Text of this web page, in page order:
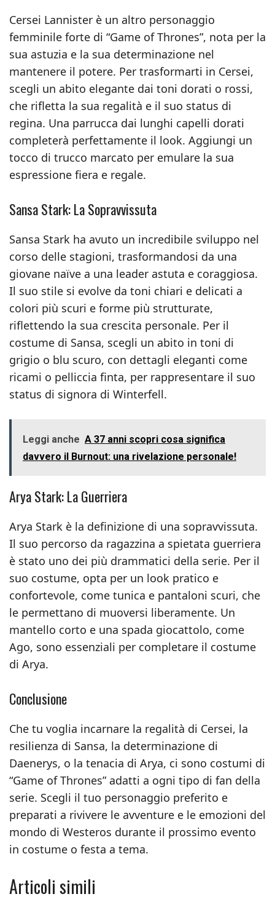
Cersei Lannister è un altro personaggio
femminile forte di “Game of Thrones”, nota per la
sua astuzia e la sua determinazione nel
mantenere il potere. Per trasformarti in Cersei,
scegli un abito elegante dai toni dorati o rossi,
che rifletta la sua regalità e il suo status di
regina. Una parrucca dai lunghi capelli dorati
completerà perfettamente il look. Aggiungi un
tocco di trucco marcato per emulare la sua
espressione fiera e regale.
Sansa Stark: La Sopravvissuta
Sansa Stark ha avuto un incredibile sviluppo nel
corso delle stagioni, trasformandosi da una
giovane naïve a una leader astuta e coraggiosa.
Il suo stile si evolve da toni chiari e delicati a
colori più scuri e forme più strutturate,
riflettendo la sua crescita personale. Per il
costume di Sansa, scegli un abito in toni di
grigio o blu scuro, con dettagli eleganti come
ricami o pelliccia finta, per rappresentare il suo
status di signora di Winterfell.
Leggi anche A 37 anni scopri cosa significa
davvero il Burnout: una rivelazione personale!
Arya Stark: La Guerriera
Arya Stark è la definizione di una sopravvissuta.
Il suo percorso da ragazzina a spietata guerriera
è stato uno dei più drammatici della serie. Per il
suo costume, opta per un look pratico e
confortevole, come tunica e pantaloni scuri, che
le permettano di muoversi liberamente. Un
mantello corto e una spada giocattolo, come
Ago, sono essenziali per completare il costume
di Arya.
Conclusione
Che tu voglia incarnare la regalità di Cersei, la
resilienza di Sansa, la determinazione di
Daenerys, o la tenacia di Arya, ci sono costumi di
“Game of Thrones” adatti a ogni tipo di fan della
serie. Scegli il tuo personaggio preferito e
preparati a rivivere le avventure e le emozioni del
mondo di Westeros durante il prossimo evento
in costume o festa a tema.
Articoli simili